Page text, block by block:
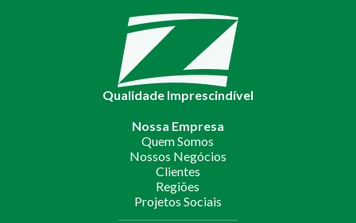
Qualidade Imprescindível
Nossa Empresa
Quem Somos
Nossos Negócios
Clientes
Regiões
Projetos Sociais